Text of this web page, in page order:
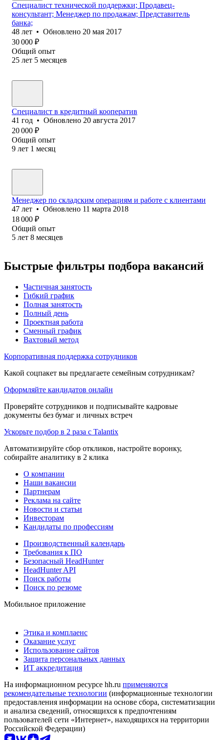
Специалист технической поддержки; Продавец-
консультант; Менеджер по продажам; Представитель
банка;
48 лет • Обновлено 20 мая 2017
30 000 ₽
Общий опыт
25 лет 5 месяцев
Специалист в кредитный кооператив
41 год • Обновлено 20 августа 2017
20 000 ₽
Общий опыт
9 лет 1 месяц
Менеджер по складским операциям и работе с клиентами
47 лет • Обновлено 11 марта 2018
18 000 ₽
Общий опыт
5 лет 8 месяцев
Быстрые фильтры подбора вакансий
Частичная занятость
Гибкий график
Полная занятость
Полный день
Проектная работа
Сменный график
Вахтовый метод
Корпоративная поддержка сотрудников
Какой соцпакет вы предлагаете семейным сотрудникам?
Оформляйте кандидатов онлайн
Проверяйте сотрудников и подписывайте кадровые
документы без бумаг и личных встреч
Ускорьте подбор в 2 раза с Talantix
Автоматизируйте сбор откликов, настройте воронку,
собирайте аналитику в 2 клика
О компании
Наши вакансии
Партнерам
Реклама на сайте
Новости и статьи
Инвесторам
Кандидаты по профессиям
Производственный календарь
Требования к ПО
Безопасный HeadHunter
HeadHunter API
Поиск работы
Поиск по резюме
Мобильное приложение
Этика и комплаенс
Оказание услуг
Использование сайтов
Защита персональных данных
ИТ аккредитация
На информационном ресурсе hh.ru применяются
рекомендательные технологии (информационные технологии
предоставления информации на основе сбора, систематизации
и анализа сведений, относящихся к предпочтениям
пользователей сети «Интернет», находящихся на территории
Российской Федерации)